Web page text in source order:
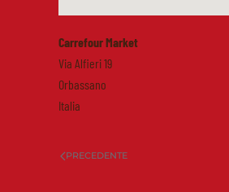
Carrefour Market
Via Alfieri 19
Orbassano
Italia
PRECEDENTE